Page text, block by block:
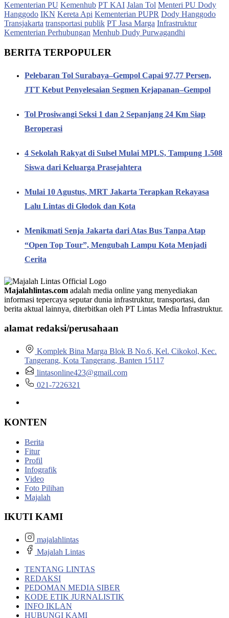
Kementerian PU Kemenhub PT KAI Jalan Tol Menteri PU Dody
Hanggodo IKN Kereta Api Kementerian PUPR Dody Hanggodo
Transjakarta transportasi publik PT Jasa Marga Infrastruktur
Kementerian Perhubungan Menhub Dudy Purwagandhi
BERITA TERPOPULER
Pelebaran Tol Surabaya–Gempol Capai 97,77 Persen,
JTT Kebut Penyelesaian Segmen Kejapanan–Gempol
Tol Prosiwangi Seksi 1 dan 2 Sepanjang 24 Km Siap
Beroperasi
4 Sekolah Rakyat di Sulsel Mulai MPLS, Tampung 1.508
Siswa dari Keluarga Prasejahtera
Mulai 10 Agustus, MRT Jakarta Terapkan Rekayasa
Lalu Lintas di Glodok dan Kota
Menikmati Senja Jakarta dari Atas Bus Tanpa Atap
“Open Top Tour”, Mengubah Lampu Kota Menjadi
Cerita
Majalahlintas.com adalah media online yang menyediakan
informasi tepercaya seputar dunia infrastruktur, transportasi, dan
berita aktual lainnya, diterbitkan oleh PT Lintas Media Infrastruktur.
alamat redaksi/perusahaan
Komplek Bina Marga Blok B No.6, Kel. Cikokol, Kec.
Tangerang, Kota Tangerang, Banten 15117
lintasonline423@gmail.com
021-7226321
KONTEN
Berita
Fitur
Profil
Infografik
Video
Foto Pilihan
Majalah
IKUTI KAMI
majalahlintas
Majalah Lintas
TENTANG LINTAS
REDAKSI
PEDOMAN MEDIA SIBER
KODE ETIK JURNALISTIK
INFO IKLAN
HUBUNGI KAMI